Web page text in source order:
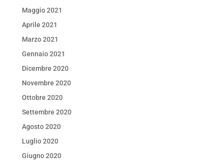
Maggio 2021
Aprile 2021
Marzo 2021
Gennaio 2021
Dicembre 2020
Novembre 2020
Ottobre 2020
Settembre 2020
Agosto 2020
Luglio 2020
Giugno 2020